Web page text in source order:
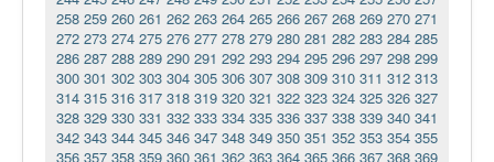
258 259 260 261 262 263 264 265 266 267 268 269 270 271
272 273 274 275 276 277 278 279 280 281 282 283 284 285
286 287 288 289 290 291 292 293 294 295 296 297 298 299
300 301 302 303 304 305 306 307 308 309 310 311 312 313
314 315 316 317 318 319 320 321 322 323 324 325 326 327
328 329 330 331 332 333 334 335 336 337 338 339 340 341
342 343 344 345 346 347 348 349 350 351 352 353 354 355
356 357 358 359 360 361 362 363 364 365 366 367 368 369